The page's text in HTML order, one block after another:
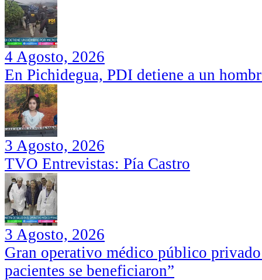
4 Agosto, 2026
En Pichidegua, PDI detiene a un
3 Agosto, 2026
TVO Entrevistas: Pía Castro
3 Agosto, 2026
Gran operativo médico público
pacientes se beneficiaron”